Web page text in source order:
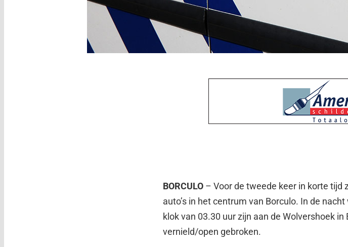
BORCULO – Voor de tweede keer in korte tijd
auto’s in het centrum van Borculo. In de
klok van 03.30 uur zijn aan de Wolvershoek
vernield/open gebroken.